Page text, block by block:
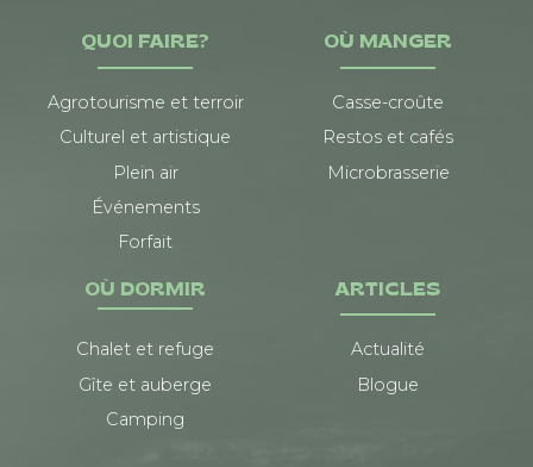
QUOI FAIRE?
Agrotourisme et terroir
Culturel et artistique
Plein air
Événements
Forfait
OÙ MANGER
Casse-croûte
Restos et cafés
Microbrasserie
OÙ DORMIR
Chalet et refuge
Gîte et auberge
Camping
ARTICLES
Actualité
Blogue